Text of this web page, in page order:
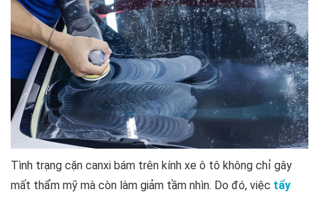
Tình trạng cặn canxi bám trên kính xe ô tô không chỉ gây
mất thẩm mỹ mà còn làm giảm tầm nhìn. Do đó, việc tẩy